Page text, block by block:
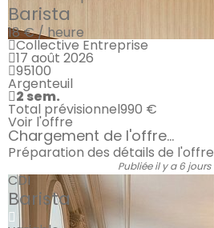
Barista
18 € / heure
Collective Entreprise
17 août 2026
95100
Argenteuil
2 sem.
Total prévisionnel990 €
Voir l'offre
Chargement de l'offre...
Préparation des détails de l'offre
Publiée il y a 6 jours
CDI
Barista